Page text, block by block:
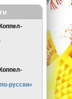
русски»